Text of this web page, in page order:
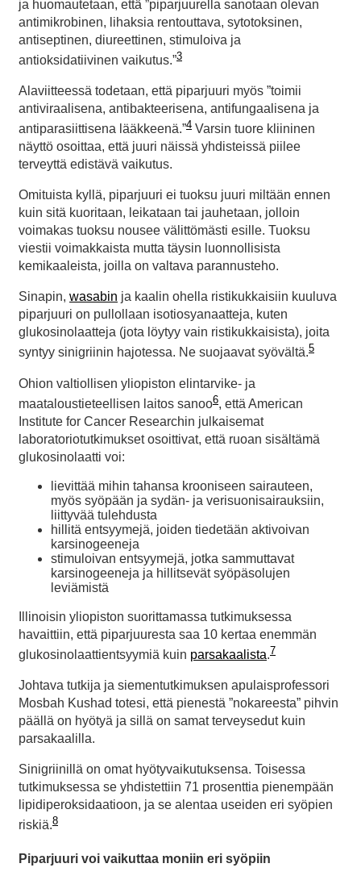
ja huomautetaan, että ”piparjuurella sanotaan olevan
antimikrobinen, lihaksia rentouttava, sytotoksinen,
antiseptinen, diureettinen, stimuloiva ja
antioksidatiivinen vaikutus.”3
Alaviitteessä todetaan, että piparjuuri myös ”toimii
antiviraalisena, antibakteerisena, antifungaalisena ja
antiparasiittisena lääkkeenä.”4 Varsin tuore kliininen
näyttö osoittaa, että juuri näissä yhdisteissä piilee
terveyttä edistävä vaikutus.
Omituista kyllä, piparjuuri ei tuoksu juuri miltään ennen
kuin sitä kuoritaan, leikataan tai jauhetaan, jolloin
voimakas tuoksu nousee välittömästi esille. Tuoksu
viestii voimakkaista mutta täysin luonnollisista
kemikaaleista, joilla on valtava parannusteho.
Sinapin, wasabin ja kaalin ohella ristikukkaisiin kuuluva
piparjuuri on pullollaan isotiosyanaatteja, kuten
glukosinolaatteja (jota löytyy vain ristikukkaisista), joita
syntyy sinigriinin hajotessa. Ne suojaavat syövältä.5
Ohion valtiollisen yliopiston elintarvike- ja
maataloustieteellisen laitos sanoo6, että American
Institute for Cancer Researchin julkaisemat
laboratoriotutkimukset osoittivat, että ruoan sisältämä
glukosinolaatti voi:
lievittää mihin tahansa krooniseen sairauteen,
myös syöpään ja sydän- ja verisuonisairauksiin,
liittyvää tulehdusta
hillitä entsyymejä, joiden tiedetään aktivoivan
karsinogeeneja
stimuloivan entsyymejä, jotka sammuttavat
karsinogeeneja ja hillitsevät syöpäsolujen
leviämistä
Illinoisin yliopiston suorittamassa tutkimuksessa
havaittiin, että piparjuuresta saa 10 kertaa enemmän
glukosinolaattientsyymiä kuin parsakaalista.7
Johtava tutkija ja siementutkimuksen apulaisprofessori
Mosbah Kushad totesi, että pienestä ”nokareesta” pihvin
päällä on hyötyä ja sillä on samat terveysedut kuin
parsakaalilla.
Sinigriinillä on omat hyötyvaikutuksensa. Toisessa
tutkimuksessa se yhdistettiin 71 prosenttia pienempään
lipidiperoksidaatioon, ja se alentaa useiden eri syöpien
riskiä.8
Piparjuuri voi vaikuttaa moniin eri syöpiin